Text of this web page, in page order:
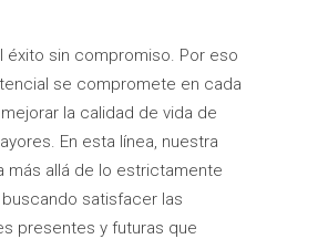
éxito sin compromiso. Por eso
se compromete en cada
la calidad de vida de
En esta línea, nuestra
más allá de lo estrictamente
satisfacer las
presentes y futuras que